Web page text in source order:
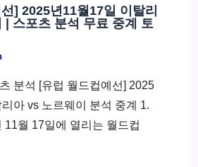
] 2025년11월17일 이탈리
| 스포츠 분석 무료 중계 토
분석 [유럽 월드컵예선] 2025
아 vs 노르웨이 분석 중계 1.
11월 17일에 열리는 월드컵